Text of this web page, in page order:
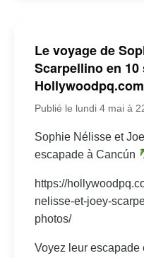
Le voyage de
Scarpellino en
Hollywoodpq.com
Publié le lundi 4 mai à
Sophie Nélisse et
escapade à Cancún
https://
nelisse-et-joey-
photos/
Voyez leur escapade